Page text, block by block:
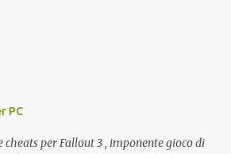
PC
cheats per Fallout 3 , imponente gioco di